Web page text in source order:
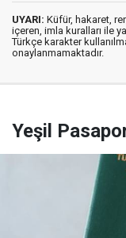
UYARI: Küfür, hakaret,
içeren, imla kuralları ile
Türkçe karakter
onaylanmamaktadır.
Yeşil